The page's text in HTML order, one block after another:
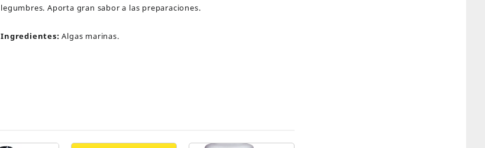
legumbres. Aporta gran sabor a las preparaciones.
Ingredientes:Algas marinas.